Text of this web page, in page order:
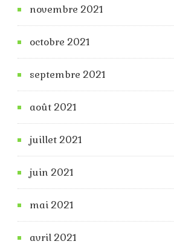
novembre 2021
octobre 2021
septembre 2021
août 2021
juillet 2021
juin 2021
mai 2021
avril 2021